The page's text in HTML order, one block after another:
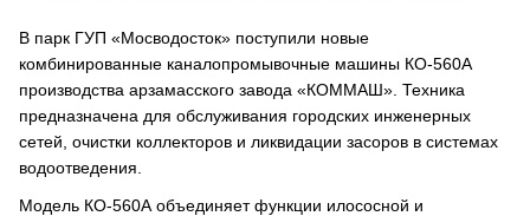
В парк ГУП «Мосводосток» поступили новые
комбинированные каналопромывочные машины КО-560А
производства арзамасского завода «КОММАШ». Техника
предназначена для обслуживания городских инженерных
сетей, очистки коллекторов и ликвидации засоров в системах
водоотведения.
Модель КО-560А объединяет функции илососной и